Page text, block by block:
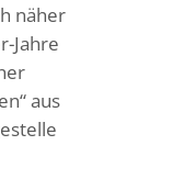
näher
Jahre
aus